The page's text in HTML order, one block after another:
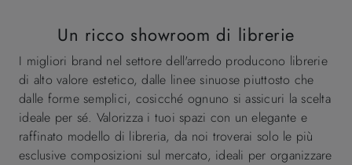
Un ricco showroom di librerie
I migliori brand nel settore dell'arredo producono librerie
di alto valore estetico, dalle linee sinuose piuttosto che
dalle forme semplici, cosicché ognuno si assicuri la scelta
ideale per sé. Valorizza i tuoi spazi con un elegante e
raffinato modello di libreria, da noi troverai solo le più
esclusive composizioni sul mercato, ideali per organizzare